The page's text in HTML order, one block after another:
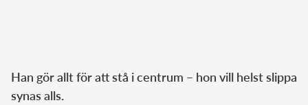
Han gör allt för att stå i centrum – hon vill helst slippa
synas alls.